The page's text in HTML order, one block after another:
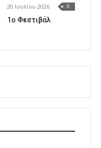
20 Ιουλίου 2026 0
1o Φεστιβάλ